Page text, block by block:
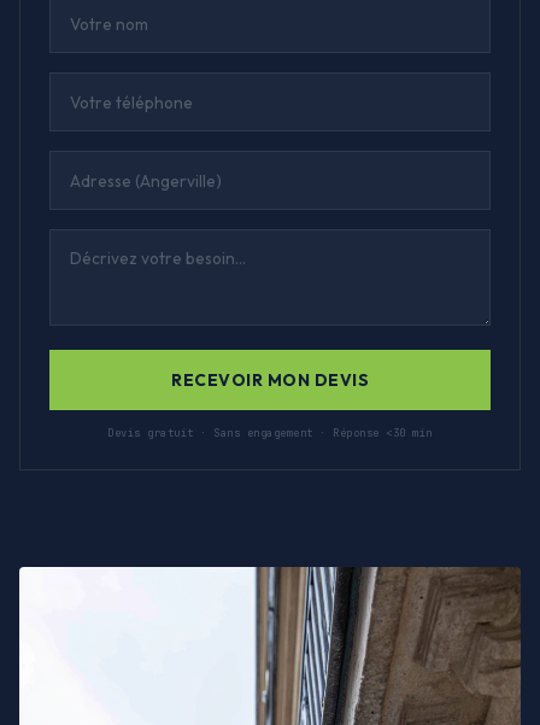
RECEVOIR MON DEVIS
Devis gratuit · Sans engagement · Réponse <30 min